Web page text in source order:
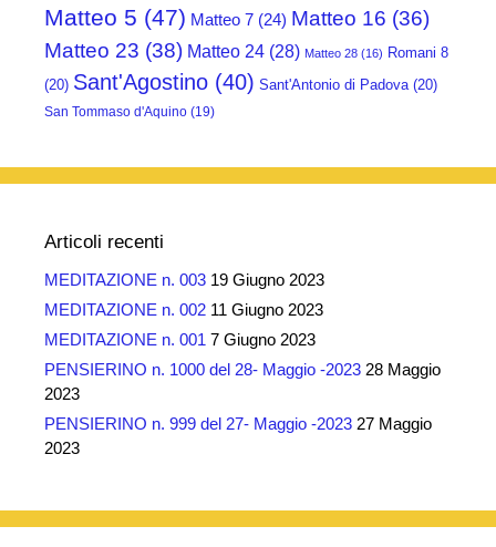
Matteo 5 (47) Matteo 7 (24) Matteo 16 (36)
Matteo 23 (38) Matteo 24 (28) Matteo 28 (16) Romani 8
(20) Sant'Agostino (40) Sant'Antonio di Padova(20)
San Tommaso d'Aquino (19)
Articoli recenti
MEDITAZIONE n. 003 19 Giugno 2023
MEDITAZIONE n. 002 11 Giugno 2023
MEDITAZIONE n. 001 7 Giugno 2023
PENSIERINO n. 1000 del 28- Maggio -2023 28 Maggio
2023
PENSIERINO n. 999 del 27- Maggio -2023 27 Maggio
2023